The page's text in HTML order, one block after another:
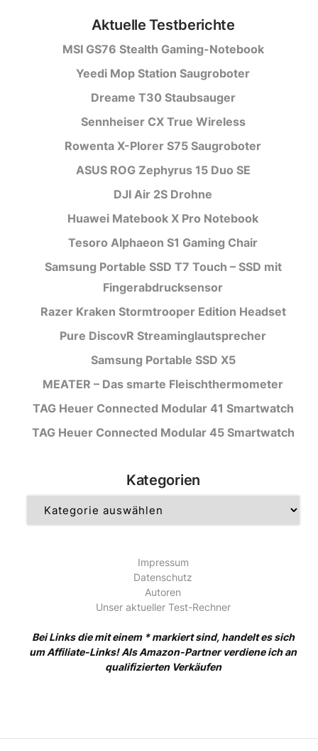
Aktuelle Testberichte
MSI GS76 Stealth Gaming-Notebook
Yeedi Mop Station Saugroboter
Dreame T30 Staubsauger
Sennheiser CX True Wireless
Rowenta X-Plorer S75 Saugroboter
ASUS ROG Zephyrus 15 Duo SE
DJI Air 2S Drohne
Huawei Matebook X Pro Notebook
Tesoro Alphaeon S1 Gaming Chair
Samsung Portable SSD T7 Touch – SSD mit
Fingerabdrucksensor
Razer Kraken Stormtrooper Edition Headset
Pure DiscovR Streaminglautsprecher
Samsung Portable SSD X5
MEATER – Das smarte Fleischthermometer
TAG Heuer Connected Modular 41 Smartwatch
TAG Heuer Connected Modular 45 Smartwatch
Kategorien
Impressum
Datenschutz
Autoren
Unser aktueller Test-Rechner
Bei Links die mit einem * markiert sind, handelt es sich
um Affiliate-Links! Als Amazon-Partner verdiene ich an
qualifizierten Verkäufen